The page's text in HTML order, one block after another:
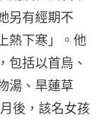
另有經期不
熱下寒」。他
包括以首烏、
湯、旱蓮草
後，該名女孩